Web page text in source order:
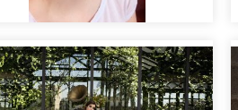
de novia Marina